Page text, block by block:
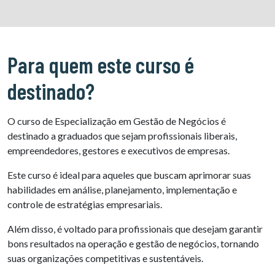
Para quem este curso é
destinado?
O curso de Especialização em Gestão de Negócios é
destinado a graduados que sejam profissionais liberais,
empreendedores, gestores e executivos de empresas.
Este curso é ideal para aqueles que buscam aprimorar suas
habilidades em análise, planejamento, implementação e
controle de estratégias empresariais.
Além disso, é voltado para profissionais que desejam garantir
bons resultados na operação e gestão de negócios, tornando
suas organizações competitivas e sustentáveis.